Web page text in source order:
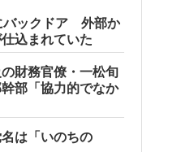
バックドア 外部か
込まれていた
財務官僚・一松旬
部「協力的でなか
は「いのちの